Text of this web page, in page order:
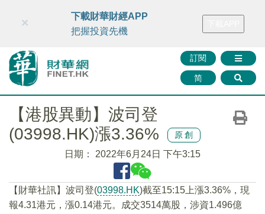
財華智庫網 FINTV FINMETA 財華證券 媒體矩陣
訂閱
简
×
下載財華財經APP
把握投資先機
【港股異動】波司登
(03998.HK)漲3.36%
原創
日期： 2022年6月24日 下午3:15
【財華社訊】波司登(03998.HK)截至15:15上漲3.36%，現
報4.31港元，漲0.14港元。成交3514萬股，涉資1.496億